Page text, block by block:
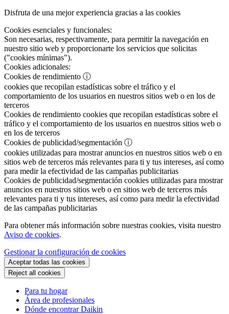
Disfruta de una mejor experiencia gracias a las cookies
Cookies esenciales y funcionales:
Son necesarias, respectivamente, para permitir la navegación en
nuestro sitio web y proporcionarte los servicios que solicitas
("cookies mínimas").
Cookies adicionales:
Cookies de rendimiento ⓘ
cookies que recopilan estadísticas sobre el tráfico y el
comportamiento de los usuarios en nuestros sitios web o en los de
terceros
Cookies de rendimiento cookies que recopilan estadísticas sobre el
tráfico y el comportamiento de los usuarios en nuestros sitios web o
en los de terceros
Cookies de publicidad/segmentación ⓘ
cookies utilizadas para mostrar anuncios en nuestros sitios web o en
sitios web de terceros más relevantes para ti y tus intereses, así como
para medir la efectividad de las campañas publicitarias
Cookies de publicidad/segmentación cookies utilizadas para mostrar
anuncios en nuestros sitios web o en sitios web de terceros más
relevantes para ti y tus intereses, así como para medir la efectividad
de las campañas publicitarias
Para obtener más información sobre nuestras cookies, visita nuestro
Aviso de cookies.
Gestionar la configuración de cookies
Aceptar todas las cookies
Reject all cookies
Para tu hogar
Área de profesionales
Dónde encontrar Daikin